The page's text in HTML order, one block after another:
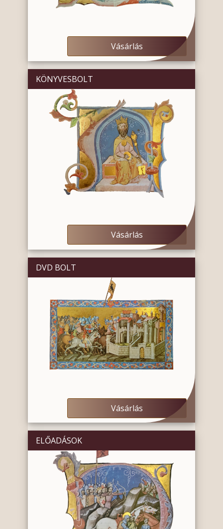
Vásárlás
KÖNYVESBOLT
Vásárlás
DVD BOLT
Vásárlás
ELŐADÁSOK